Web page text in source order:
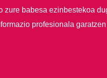
zure babesa ezinbestekoa
profesionala garatzen